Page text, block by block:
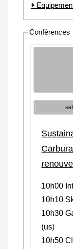
Conférences
10h00
10h10
10h30
(us)
10h50